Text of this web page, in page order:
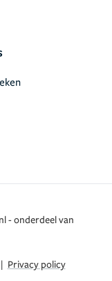
- onderdeel van
| Privacy policy